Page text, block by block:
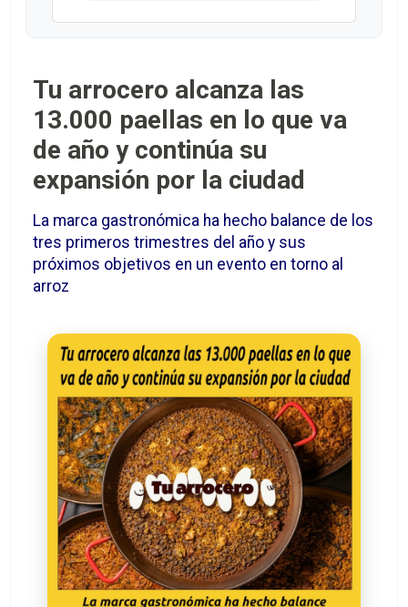
Tu arrocero alcanza las
13.000 paellas en lo que va
de año y continúa su
expansión por la ciudad
La marca gastronómica ha hecho balance de los
tres primeros trimestres del año y sus
próximos objetivos en un evento en torno al
arroz